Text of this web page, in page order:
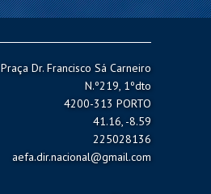
Praça Dr. Francisco Sá Carneiro
N.º219, 1ºdto
4200-313 PORTO
41.16, -8.59
225028136
aefa.dir.nacional@gmail.com